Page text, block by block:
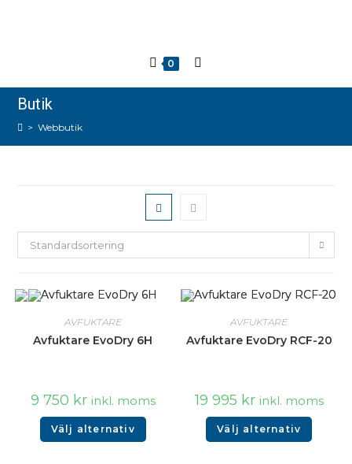
0
Butik
> Webbutik
Standardsortering
AVFUKTARE
Avfuktare EvoDry 6H
9 750 kr inkl. moms
Välj alternativ
AVFUKTARE
Avfuktare EvoDry RCF-20
19 995 kr inkl. moms
Välj alternativ